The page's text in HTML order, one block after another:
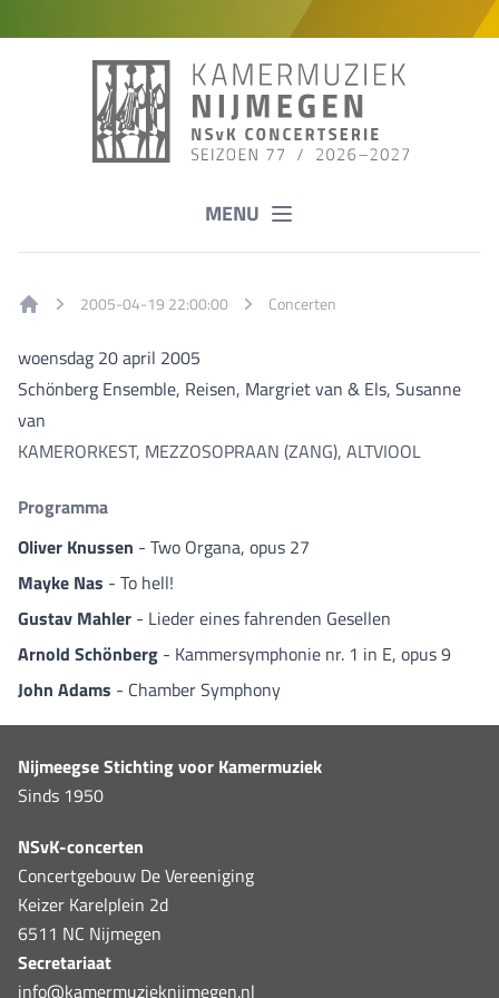
MENU
2005-04-19 22:00:00 Concerten
woensdag 20 april 2005
Schönberg Ensemble, Reisen, Margriet van & Els, Susanne
van
KAMERORKEST, MEZZOSOPRAAN (ZANG), ALTVIOOL
Programma
Oliver Knussen - Two Organa, opus 27
Mayke Nas - To hell!
Gustav Mahler - Lieder eines fahrenden Gesellen
Arnold Schönberg - Kammersymphonie nr. 1 in E, opus 9
John Adams - Chamber Symphony
Nijmeegse Stichting voor Kamermuziek
Sinds 1950
NSvK-concerten
Concertgebouw De Vereeniging
Keizer Karelplein 2d
6511 NC Nijmegen
Secretariaat
info@kamermuzieknijmegen.nl